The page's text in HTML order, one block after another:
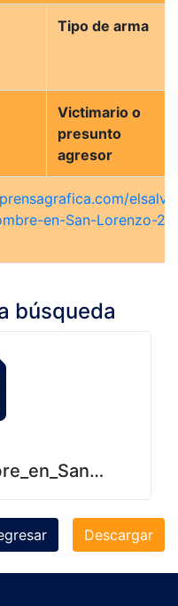
Tipo de arma
Victimario o
presunto
agresor
en-San-Lorenzo-
búsqueda
Descargar